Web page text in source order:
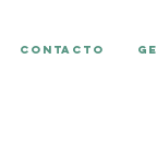
CONTACTO